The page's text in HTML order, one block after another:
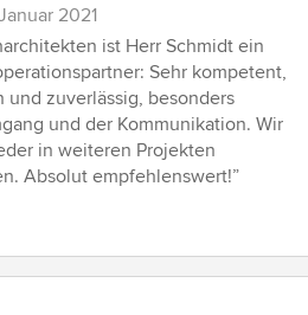
2021
ist Herr Schmidt ein
Sehr kompetent,
und zuverlässig, besonders
und der Kommunikation. Wir
in weiteren Projekten
Absolut empfehlenswert!”